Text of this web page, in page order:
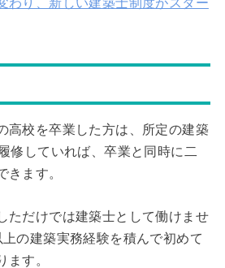
高校を卒業した方は、所定の建築
修していれば、卒業と同時に二
きます。
ただけでは建築士として働けませ
の建築実務経験を積んで初めて
ます。